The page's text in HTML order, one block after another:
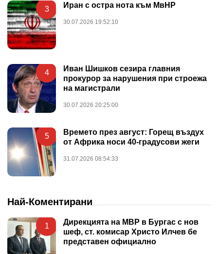
3 Иран с остра нота към МвНР
30.07.2026 19:52:10
4
Иван Шишков сезира главния
прокурор за нарушения при строежа
на магистрали
30.07.2026 20:25:00
5
Времето през август: Горещ въздух
от Африка носи 40-градусови жеги
31.07.2026 08:54:33
Най-Коментирани
1
Дирекцията на МВР в Бургас с нов
шеф, ст. комисар Христо Илчев бе
представен официално